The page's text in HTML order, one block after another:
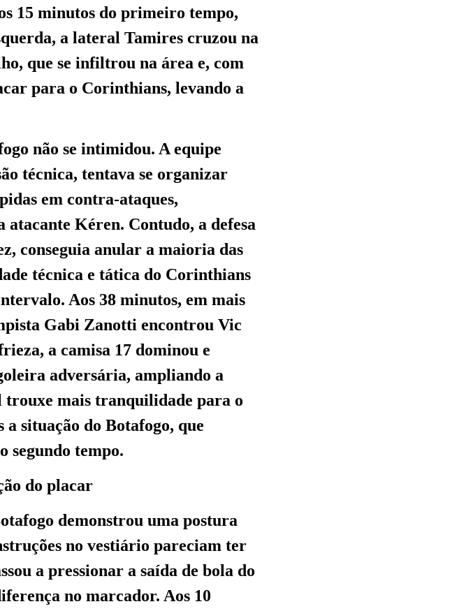
15 minutos do primeiro tempo,
a lateral Tamires cruzou na
que se infiltrou na área e, com
para o Corinthians, levando a
não se intimidou. A equipe
técnica, tentava se organizar
em contra-ataques,
Kéren. Contudo, a defesa
conseguia anular a maioria das
técnica e tática do Corinthians
Aos 38 minutos, em mais
Gabi Zanotti encontrou Vic
a camisa 17 dominou e
adversária, ampliando a
trouxe mais tranquilidade para o
situação do Botafogo, que
segundo tempo.
do placar
demonstrou uma postura
no vestiário pareciam ter
a pressionar a saída de bola do
no marcador. Aos 10